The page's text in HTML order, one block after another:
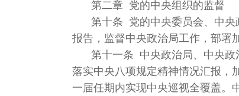
第二章 党的中央组织的监督
第十条 党的中央委员会、中央
报告，监督中央政治局工作，部署
第十一条 中央政治局、中央政
落实中央八项规定精神情况汇报，
一届任期内实现中央巡视全覆盖。